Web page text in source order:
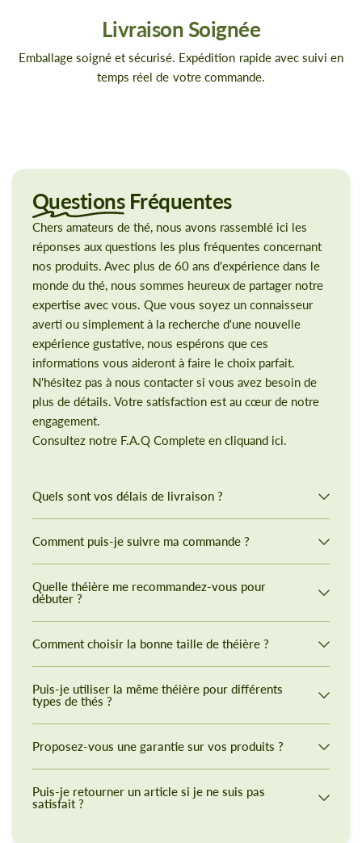
Livraison Soignée
Emballage soigné et sécurisé. Expédition rapide avec suivi en
temps réel de votre commande.
QuestionsFréquentes
Chers amateurs de thé, nous avons rassemblé ici les
réponses aux questions les plus fréquentes concernant
nos produits. Avec plus de 60 ans d'expérience dans le
monde du thé, nous sommes heureux de partager notre
expertise avec vous. Que vous soyez un connaisseur
averti ou simplement à la recherche d'une nouvelle
expérience gustative, nous espérons que ces
informations vous aideront à faire le choix parfait.
N'hésitez pas à nous contacter si vous avez besoin de
plus de détails. Votre satisfaction est au cœur de notre
engagement.
Consultez notre F.A.Q Complete en cliquand ici.
Quels sont vos délais de livraison ?
Comment puis-je suivre ma commande ?
Quelle théière me recommandez-vous pour
débuter ?
Comment choisir la bonne taille de théière ?
Puis-je utiliser la même théière pour différents
types de thés ?
Proposez-vous une garantie sur vos produits ?
Puis-je retourner un article si je ne suis pas
satisfait ?